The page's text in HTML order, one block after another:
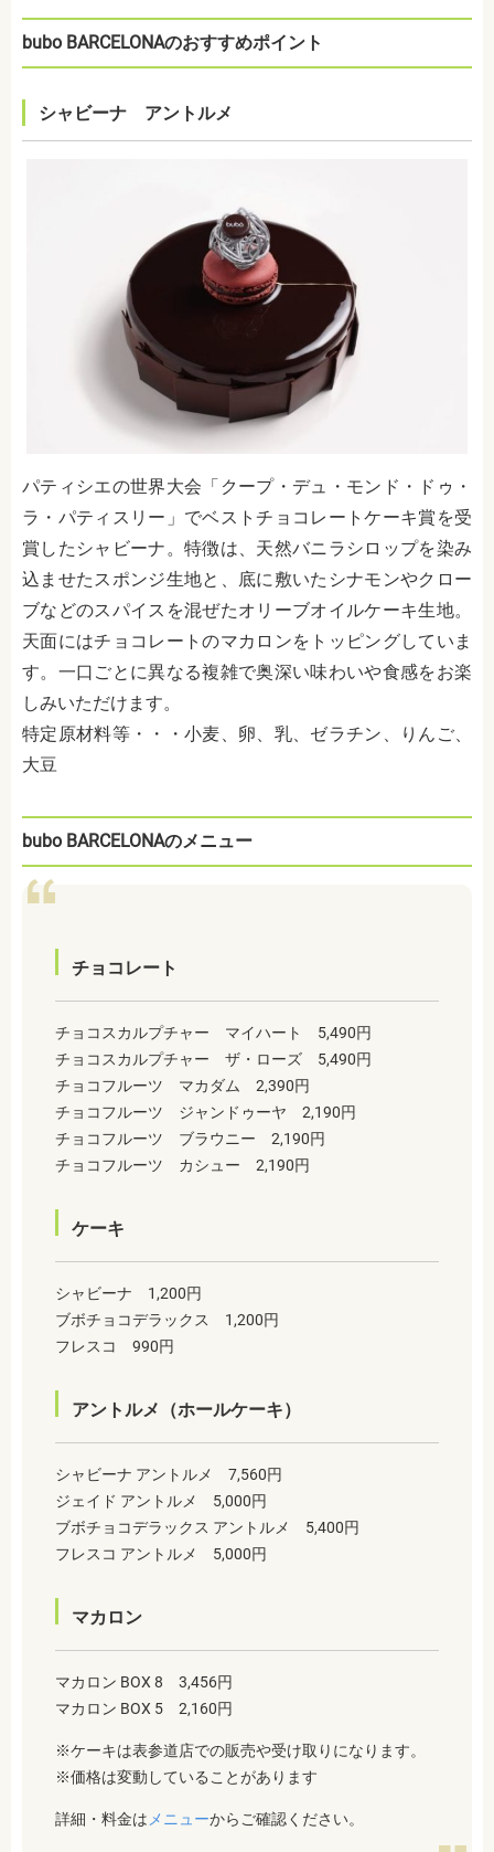
bubo BARCELONAのおすすめポイント
シャビーナ アントルメ
パティシエの世界大会「クープ・デュ・モンド・ドゥ・
ラ・パティスリー」でベストチョコレートケーキ賞を受
賞したシャビーナ。特徴は、天然バニラシロップを染み
込ませたスポンジ生地と、底に敷いたシナモンやクロー
ブなどのスパイスを混ぜたオリーブオイルケーキ生地。
天面にはチョコレートのマカロンをトッピングしていま
す。一口ごとに異なる複雑で奥深い味わいや食感をお楽
しみいただけます。
特定原材料等・・・小麦、卵、乳、ゼラチン、りんご、
大豆
bubo BARCELONAのメニュー
チョコレート
チョコスカルプチャー マイハート 5,490円
チョコスカルプチャー ザ・ローズ 5,490円
チョコフルーツ マカダム 2,390円
チョコフルーツ ジャンドゥーヤ 2,190円
チョコフルーツ ブラウニー 2,190円
チョコフルーツ カシュー 2,190円
ケーキ
シャビーナ 1,200円
ブボチョコデラックス 1,200円
フレスコ 990円
アントルメ（ホールケーキ）
シャビーナ アントルメ 7,560円
ジェイド アントルメ 5,000円
ブボチョコデラックス アントルメ 5,400円
フレスコ アントルメ 5,000円
マカロン
マカロン BOX 8 3,456円
マカロン BOX 5 2,160円
※ケーキは表参道店での販売や受け取りになります。
※価格は変動していることがあります
詳細・料金は メニューからご確認ください。